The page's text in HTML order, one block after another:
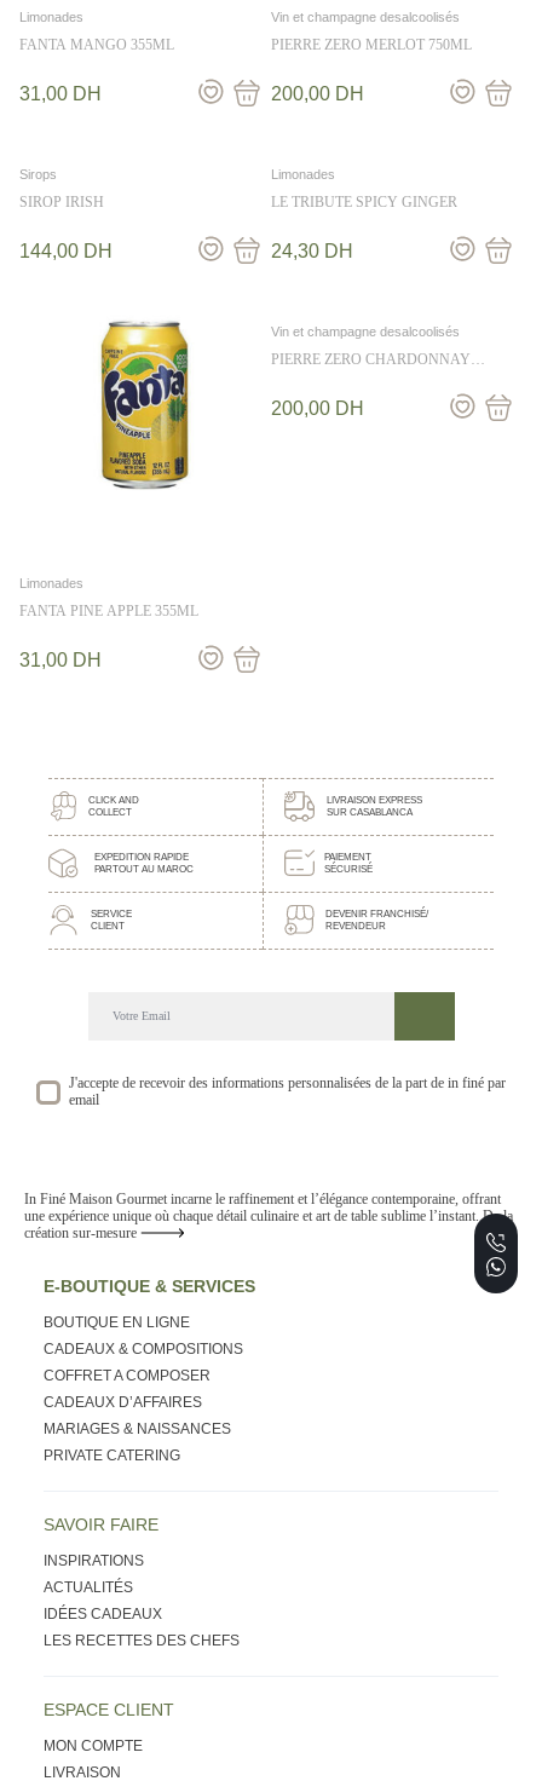
Limonades
FANTA MANGO 355ML
31,00 DH
Vin et champagne desalcoolisés
PIERRE ZERO MERLOT 750ML
200,00 DH
Sirops
SIROP IRISH
144,00 DH
Limonades
LE TRIBUTE SPICY GINGER
24,30 DH
Limonades
FANTA PINE APPLE 355ML
31,00 DH
Vin et champagne desalcoolisés
PIERRE ZERO CHARDONNAY
200,00 DH
CLICK AND
COLLECT
LIVRAISON EXPRESS
SUR CASABLANCA
EXPEDITION RAPIDE
PARTOUT AU MAROC
PAIEMENT
SÉCURISÉ
SERVICE
CLIENT
DEVENIR FRANCHISÉ/
REVENDEUR
DECOUVREZ NOTRE NEWSLETTER GOURMANDE
SUIVEZ NOS ACTUALITE ET EVENEMENTS
J'accepte de recevoir des informations personnalisées de la part de in finé par
email
In Finé Maison Gourmet incarne le raffinement et l’élégance contemporaine, offrant
une expérience unique où chaque détail culinaire et art de table sublime l’instant. De la
création sur-mesure
E-BOUTIQUE & SERVICES
BOUTIQUE EN LIGNE
CADEAUX & COMPOSITIONS
COFFRET A COMPOSER
CADEAUX D’AFFAIRES
MARIAGES & NAISSANCES
PRIVATE CATERING
SAVOIR FAIRE
INSPIRATIONS
ACTUALITÉS
IDÉES CADEAUX
LES RECETTES DES CHEFS
ESPACE CLIENT
MON COMPTE
LIVRAISON